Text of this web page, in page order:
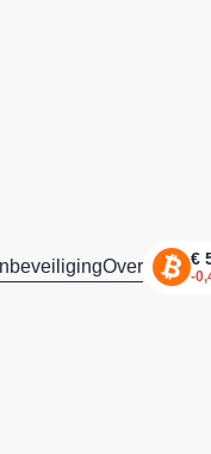
beveiligingOver